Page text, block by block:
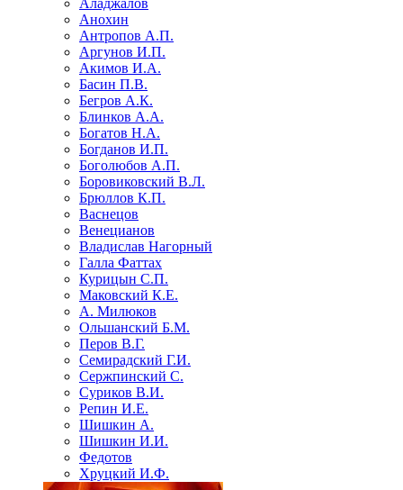
Аладжалов
Анохин
Антропов А.П.
Аргунов И.П.
Акимов И.А.
Басин П.В.
Бегров А.К.
Блинков А.А.
Богатов Н.А.
Богданов И.П.
Боголюбов А.П.
Боровиковский В.Л.
Брюллов К.П.
Васнецов
Венецианов
Владислав Нагорный
Галла Фаттах
Курицын С.П.
Маковский К.Е.
А. Милюков
Ольшанский Б.М.
Перов В.Г.
Семирадский Г.И.
Сержпинский С.
Суриков В.И.
Репин И.Е.
Шишкин А.
Шишкин И.И.
Федотов
Хруцкий И.Ф.